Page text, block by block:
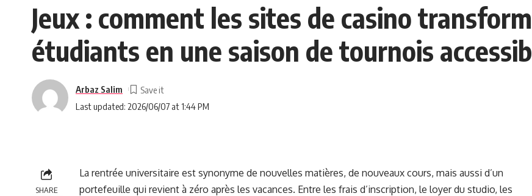
Jeux : comment les sites de casino
étudiants en une saison de tournois
Last updated: 2026/06/07 at 1:44 PM
Arbaz Salim
SHARE
La rentrée universitaire est synonyme de nouvelles matières, de nouveaux cours, mais aussi d’un
portefeuille qui revient à zéro après les vacances. Entre les frais d’inscription, le loyer du studio, les